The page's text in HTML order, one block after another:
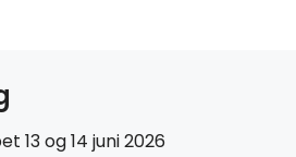
13 og 14 juni 2026